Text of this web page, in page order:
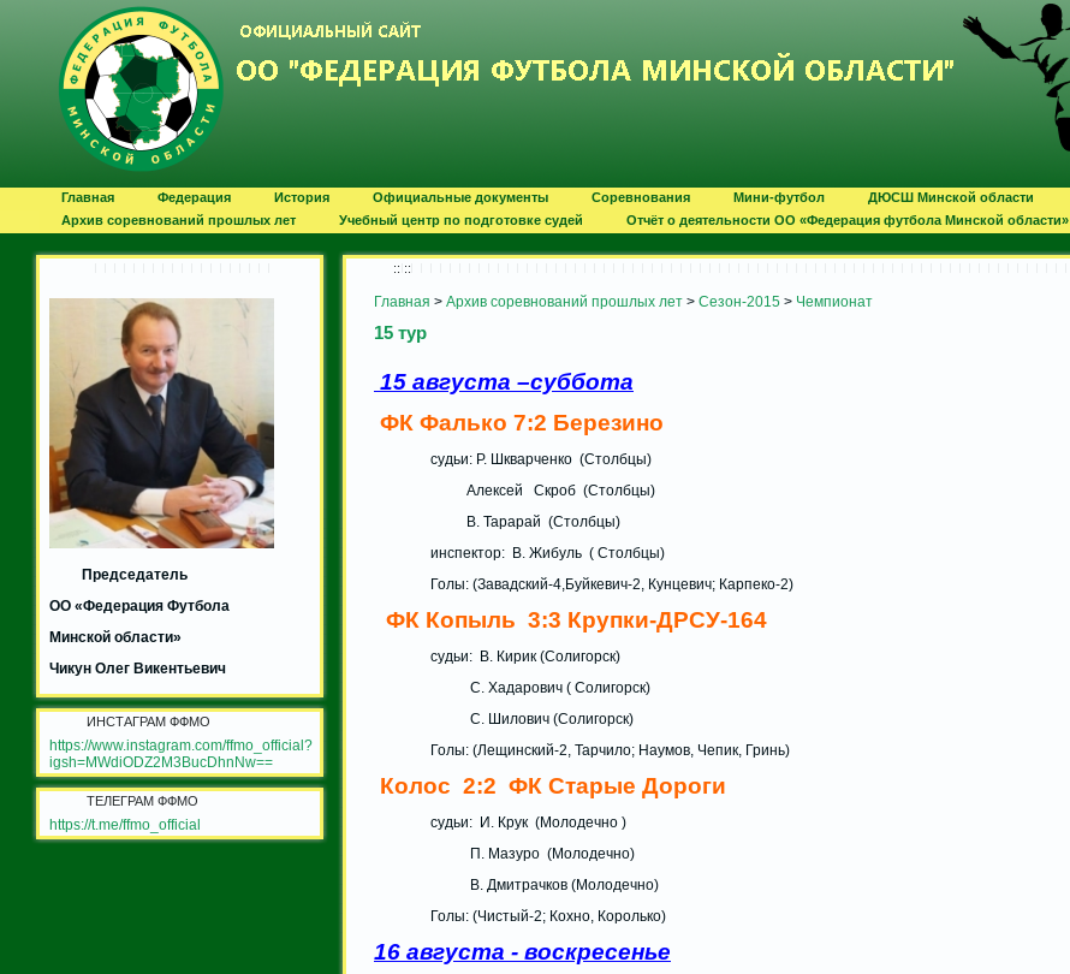
Главная Федерация История Официальные документы Соревнования Мини-футбол ДЮСШ Минской области
Архив соревнований прошлых лет
Учебный центр по подготовке судей Отчёт о деятельности ОО «Федерация футбола Минской области»
Председатель
ОО «Федерация Футбола
Минской области»
Чикун Олег Викентьевич
ИНСТАГРАМ ФФМО
https://www.instagram.com/ffmo_official?
igsh=MWdiODZ2M3BucDhnNw==
ТЕЛЕГРАМ ФФМО
https://t.me/ffmo_official
:: ::
Главная > Архив соревнований прошлых лет > Сезон-2015 > Чемпионат
15 тур
15 августа –суббота
ФК Фалько 7:2 Березино
судьи: Р. Шкварченко (Столбцы)
Алексей Скроб (Столбцы)
В. Тарарай (Столбцы)
инспектор: В. Жибуль ( Столбцы)
Голы: (Завадский-4,Буйкевич-2, Кунцевич; Карпеко-2)
ФК Копыль 3:3 Крупки-ДРСУ-164
судьи: В. Кирик (Солигорск)
С. Хадарович ( Солигорск)
С. Шилович (Солигорск)
Голы: (Лещинский-2, Тарчило; Наумов, Чепик, Гринь)
Колос 2:2 ФК Старые Дороги
судьи: И. Крук (Молодечно )
П. Мазуро (Молодечно)
В. Дмитрачков (Молодечно)
Голы: (Чистый-2; Кохно, Королько)
16 августа - воскресенье